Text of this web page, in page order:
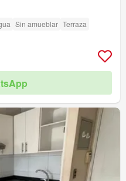
Sin amueblar Terraza